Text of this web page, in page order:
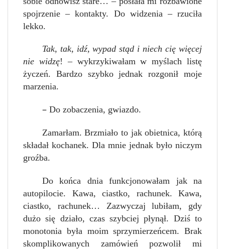
spojrzenie – kontakty. Do widzenia – rzuciła
lekko.
Tak, tak, idź, wypad stąd i niech cię więcej
nie widzę! – wykrzykiwałam w myślach listę
życzeń. Bardzo szybko jednak rozgonił moje
marzenia.
– Do zobaczenia, gwiazdo.
Zamarłam. Brzmiało to jak obietnica, którą
składał kochanek. Dla mnie jednak było niczym
groźba.
Do końca dnia funkcjonowałam jak na
autopilocie. Kawa, ciastko, rachunek. Kawa,
ciastko, rachunek… Zazwyczaj lubiłam, gdy
dużo się działo, czas szybciej płynął. Dziś to
monotonia była moim sprzymierzeńcem. Brak
skomplikowanych zamówień pozwolił mi